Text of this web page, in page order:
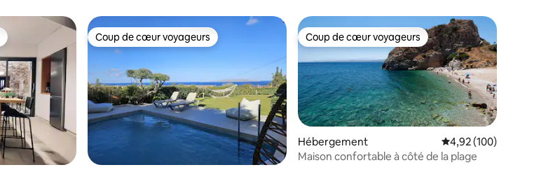
Coup de cœur voyageurs
Coup de cœur voyageurs Coup de cœur voyageurs
Coup de cœur voyageurs
Hébergement Évaluation moyenne
4,92 (100)
Maison confortable à côté de la plage